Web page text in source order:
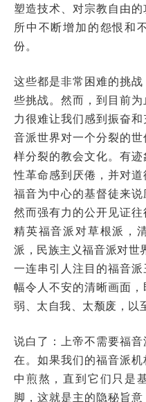
塑造技术、对宗教自由
所中不断增加的怨恨和
份。
这些都是非常困难的挑
些挑战。然而，到目前
力很难让我们感到振奋
音派世界对一个分裂的
样分裂的教会文化。有
性革命感到厌倦，并对
福音为中心的基督徒来说
然而强有力的公开见证往
精英福音派对草根派，
派，民族主义福音派对
一连串引人注目的福音
幅令人不安的清晰画面
弱、太自我、太颓废，以
说白了：上帝不需要福
在。如果我们的福音派
中煎熬，直到它们只是
脚，这就是主的隐秘旨